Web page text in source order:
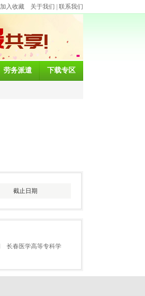
加入收藏 关于我们 联系我们
劳务派遣 下载专区
截止日期
长春医学高等专科学